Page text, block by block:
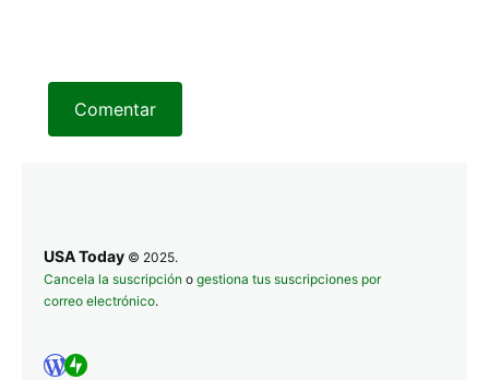
Comentar
USA Today © 2025.
Cancela la suscripción o gestiona tus suscripciones por
correo electrónico.